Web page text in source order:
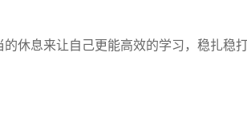
休息来让自己更能高效的学习，稳扎稳